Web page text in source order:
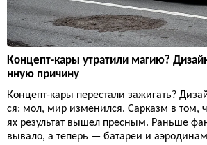
Концепт-кары утратили магию?
нную причину
Концепт-кары перестали зажигать?
ся: мол, мир изменился. Сарказм в том,
ях результат вышел пресным. Раньше
вывало, а теперь — батареи и